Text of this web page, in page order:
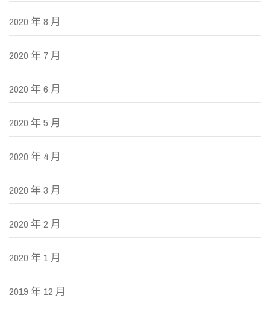
2020 年 8 月
2020 年 7 月
2020 年 6 月
2020 年 5 月
2020 年 4 月
2020 年 3 月
2020 年 2 月
2020 年 1 月
2019 年 12 月